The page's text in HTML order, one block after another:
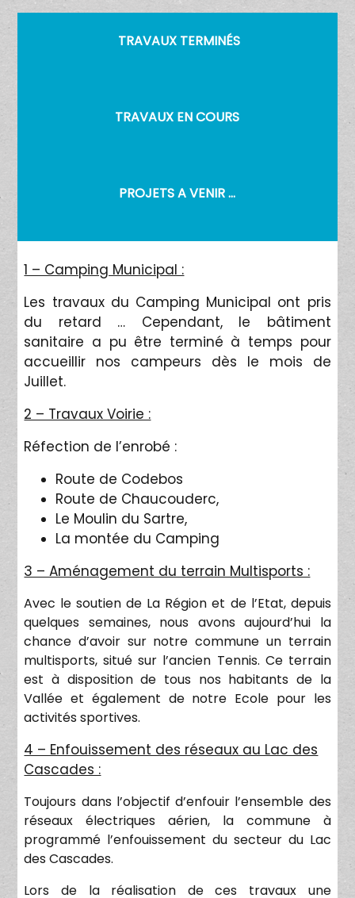
TRAVAUX TERMINÉS
TRAVAUX EN COURS
PROJETS A VENIR …
1 – Camping Municipal :
Les travaux du Camping Municipal ont pris
du retard … Cependant, le bâtiment
sanitaire a pu être terminé à temps pour
accueillir nos campeurs dès le mois de
Juillet.
2 – Travaux Voirie :
Réfection de l’enrobé :
Route de Codebos
Route de Chaucouderc,
Le Moulin du Sartre,
La montée du Camping
3 – Aménagement du terrain Multisports :
Avec le soutien de La Région et de l’Etat, depuis
quelques semaines, nous avons aujourd’hui la
chance d’avoir sur notre commune un terrain
multisports, situé sur l’ancien Tennis. Ce terrain
est à disposition de tous nos habitants de la
Vallée et également de notre Ecole pour les
activités sportives.
4 – Enfouissement des réseaux au Lac des
Cascades :
Toujours dans l’objectif d’enfouir l’ensemble des
réseaux électriques aérien, la commune à
programmé l’enfouissement du secteur du Lac
des Cascades.
Lors de la réalisation de ces travaux une